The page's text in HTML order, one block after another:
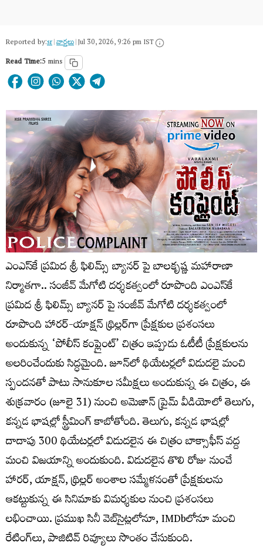
Reported by:sr|వార్త‌లు|Jul 30, 2026, 9:26 pm IST
Read Time:5 mins
ఎంఎస్‌కే ప్రమిద శ్రీ ఫిలిమ్స్ బ్యానర్ పై బాలకృష్ణ మహారాణా
నిర్మాతగా.. సంజీవ్ మేగోటి దర్శకత్వంలో రూపొంది ఎంఎస్‌కే
ప్రమిద శ్రీ ఫిలిమ్స్ బ్యానర్ పై సంజీవ్ మేగోటి దర్శకత్వంలో
రూపొంది హారర్-యాక్షన్ థ్రిల్లర్‌గా ప్రేక్షకుల ప్రశంసలు
అందుకున్న ‘పోలీస్ కంప్లైంట్’ చిత్రం ఇప్పుడు ఓటీటీ ప్రేక్షకులను
అలరించేందుకు సిద్ధమైంది. జూన్‌లో థియేటర్లలో విడుదలై మంచి
స్పందనతో పాటు సానుకూల సమీక్షలు అందుకున్న ఈ చిత్రం, ఈ
శుక్ర‌వారం (జూలై 31) నుంచి అమెజాన్ ప్రైమ్ వీడియోలో తెలుగు,
కన్నడ భాషల్లో స్ట్రీమింగ్ కాబోతోంది. తెలుగు, కన్నడ భాష‌ల్లో
దాదాపు 300 థియేటర్లలో విడుదలైన ఈ చిత్రం బాక్సాఫీస్ వద్ద
మంచి విజయాన్ని అందుకుంది. విడుదలైన తొలి రోజు నుంచే
హారర్, యాక్షన్, థ్రిల్లర్ అంశాల సమ్మేళనంతో ప్రేక్షకులను
ఆకట్టుకున్న ఈ సినిమాకు విమర్శకుల నుంచి ప్రశంసలు
లభించాయి. ప్రముఖ సినీ వెబ్‌సైట్లలోనూ, IMDbలోనూ మంచి
రేటింగ్‌లు, పాజిటివ్ రివ్యూలు సొంతం చేసుకుంది.